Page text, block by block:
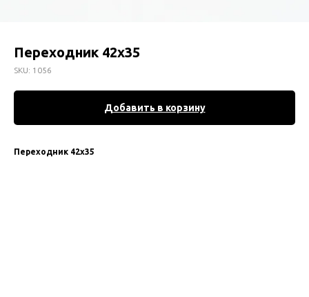
Переходник 42х35
SKU: 1056
Добавить в корзину
Переходник 42х35